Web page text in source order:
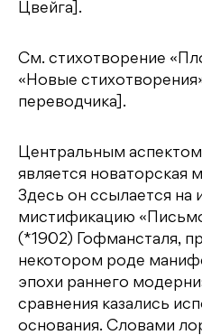
Цвейга].
См. стихотворение
«Новые
переводчика].
Центральным
является новаторская
Здесь он ссылается на
мистификацию
(*1902) Гофмансталя,
некотором роде
эпохи раннего
сравнения казались
основания. Словами